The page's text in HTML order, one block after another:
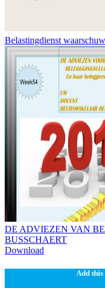
Belastingdienst
DE ADVIEZEN VAN
BUSSCHAERT
Download
Add this